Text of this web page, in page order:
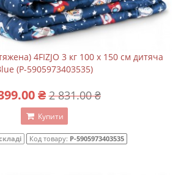
4FIZJO 3 кг 100 x 150 см дитяча
(P-5905973403535)
₴ 2 831.00 ₴
Купити
Код товару: P-5905973403535